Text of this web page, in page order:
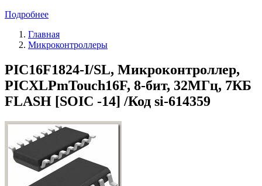
Подробнее
Главная
Микроконтроллеры
PIC16F1824-I/SL, Микроконтроллер,
PICXLPmTouch16F, 8-бит, 32МГц, 7КБ
FLASH [SOIC -14] /Код si-614359